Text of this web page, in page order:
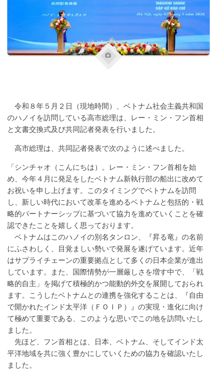
令和８年５月２日（現地時間）、ベトナム社会主義共和国
のハノイを訪問している高市総理は、レー・ミン・フン首相
と文書交換式及び共同記者発表を行いました。
高市総理は、共同記者発表で次のように述べました。
「シンチャオ（こんにちは）。レー・ミン・フン首相を始
め、今年４月に発足をしたベトナム新執行部の船出に改めて
お祝いを申し上げます。このタイミングでベトナムを訪問
し、新しい時代において改革を進めるベトナムと包括的・戦
略的パートナーシップに基づいて協力を進めていくことを確
認できたことを嬉しく思っております。
ベトナムはこのハノイの別名タンロン、『昇る竜』の名前
にふさわしく、目覚ましい勢いで発展を遂げています。近年
はサプライチェーンの重要拠点として多くの日本企業が進出
しています。また、国際情勢が一層厳しさを増す中で、「戦
略的自主」を掲げて積極的かつ能動的外交を展開しておられ
ます。こうしたベトナムとの連携を強化することは、『自由
で開かれたインド太平洋（ＦＯＩＰ）』の実現・進化に向け
て極めて重要である、このような思いでこの地を訪問いたし
ました。
先ほど、フン首相とは、日本、ベトナム、そしてインド太
平洋地域を共に強く豊かにしていくための協力を確認いたし
ました。